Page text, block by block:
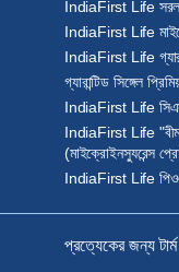
IndiaFirst Life সরল
IndiaFirst Life
IndiaFirst Life
গ্যারান্টিড সিঙ্গেল
IndiaFirst Life
IndiaFirst Life "বীমা
(মাইক্রোইনস্যুরেন্স
IndiaFirst Life
প্রত্যেকের জন্য